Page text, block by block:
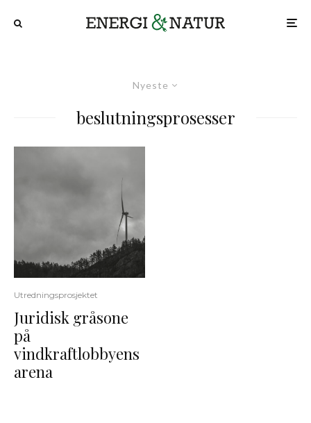
Nyeste
beslutningsprosesser
Utredningsprosjektet
Juridisk gråsone
på
vindkraftlobbyens
arena